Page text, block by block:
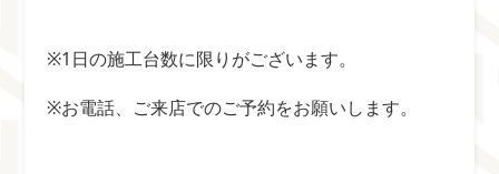
※1日の施工台数に限りがございます。
※お電話、ご来店でのご予約をお願いします。